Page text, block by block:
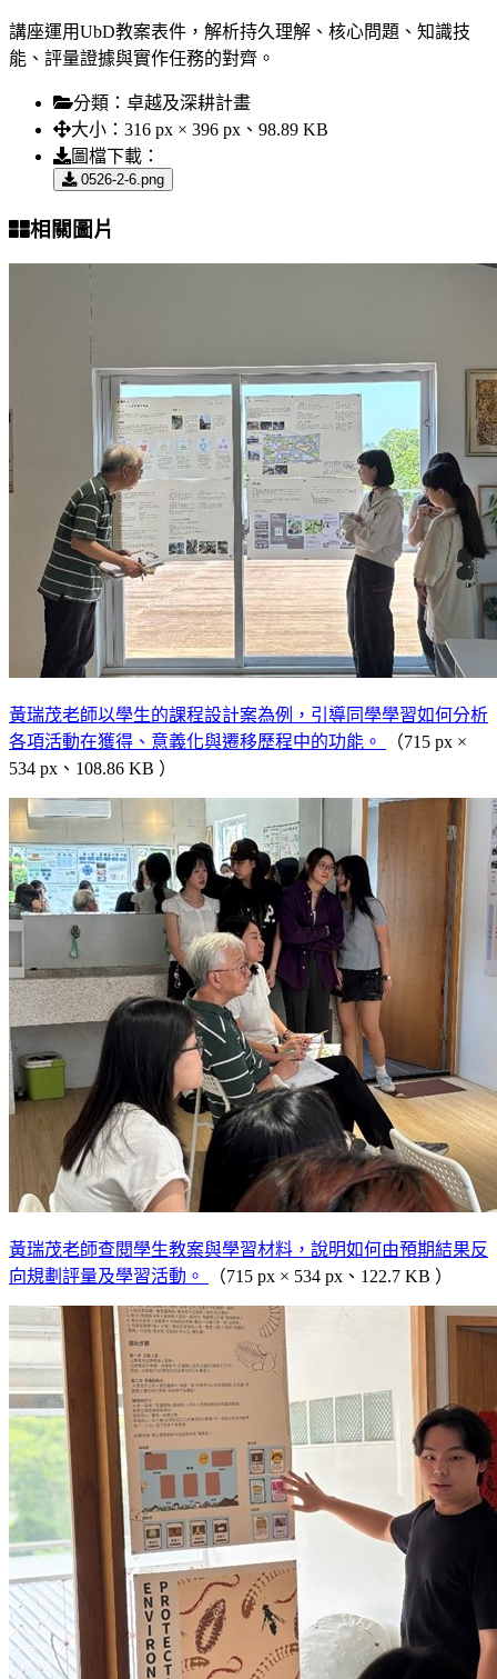
講座運用UbD教案表件，解析持久理解、核心問題、知識技
能、評量證據與實作任務的對齊。
分類： 卓越及深耕計畫
大小： 316 px × 396 px、98.89 KB
圖檔下載：
0526-2-6.png
相關圖片
黃瑞茂老師以學生的課程設計案為例，引導同學學習如何分析
各項活動在獲得、意義化與遷移歷程中的功能。
（715 px ×
534 px、108.86 KB ）
黃瑞茂老師查閱學生教案與學習材料，說明如何由預期結果反
向規劃評量及學習活動。
（715 px × 534 px、122.7 KB ）